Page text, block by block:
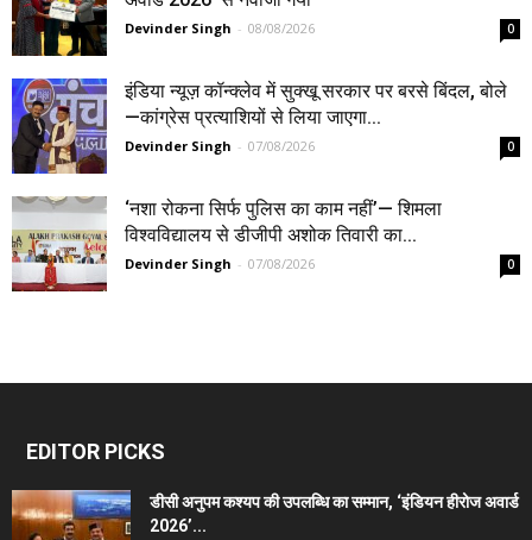
Devinder Singh - 08/08/2026 0
इंडिया न्यूज़ कॉन्क्लेव में सुक्खू सरकार पर बरसे बिंदल, बोले
—कांग्रेस प्रत्याशियों से लिया जाएगा...
Devinder Singh - 07/08/2026 0
‘नशा रोकना सिर्फ पुलिस का काम नहीं’— शिमला
विश्वविद्यालय से डीजीपी अशोक तिवारी का...
Devinder Singh - 07/08/2026 0
EDITOR PICKS
डीसी अनुपम कश्यप की उपलब्धि का सम्मान, ‘इंडियन हीरोज अवार्ड
2026’...